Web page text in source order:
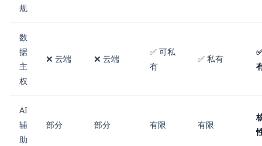
规
数
据
主
权
❌ 云端 ❌ 云端
✅ 可私
有
✅ 私有
AI
辅
助
部分 部分 有限 有限